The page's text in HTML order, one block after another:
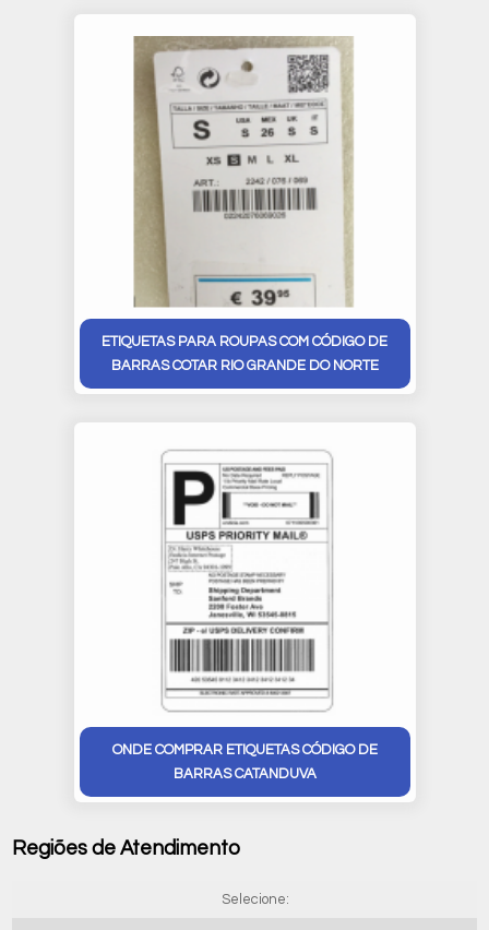
ETIQUETAS PARA ROUPAS COM CÓDIGO DE
BARRAS COTAR RIO GRANDE DO NORTE
ONDE COMPRAR ETIQUETAS CÓDIGO DE
BARRAS CATANDUVA
Regiões de Atendimento
Selecione: